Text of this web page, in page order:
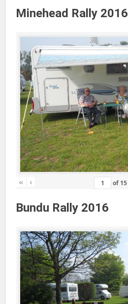
Minehead Rally 2016
« ‹ of 15
Bundu Rally 2016